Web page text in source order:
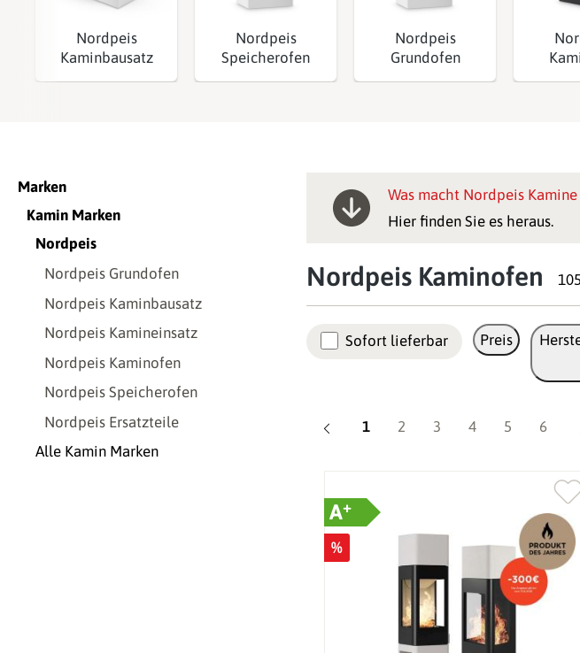
Nordpeis
Kaminbausatz
Nordpeis
Speicherofen
Nordpeis
Grundofen
Marken
Kamin Marken
Nordpeis
Nordpeis Grundofen
Nordpeis Kaminbausatz
Nordpeis Kamineinsatz
Nordpeis Kaminofen
Nordpeis Speicherofen
Nordpeis Ersatzteile
Alle Kamin Marken
Was macht Nordpeis
Hier finden Sie es heraus.
Nordpeis Kaminofen
Sofort lieferbar Preis
Seite
1 Seite
2 Seite
3 Seite
4 Seite
5 Seite
6
A+
%